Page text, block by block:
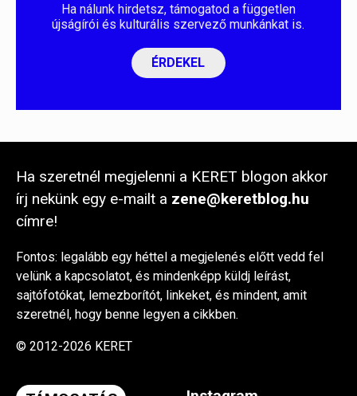
Ha nálunk hirdetsz, támogatod a független
újságírói és kulturális szervező munkánkat is.
ÉRDEKEL
Ha szeretnél megjelenni a KERET blogon akkor
írj nekünk egy e-mailt a zene@keretblog.hu
címre!
Fontos: legalább egy héttel a megjelenés előtt vedd fel
velünk a kapcsolatot, és mindenképp küldj leírást,
sajtófotókat, lemezborítót, linkeket, és mindent, amit
szeretnél, hogy benne legyen a cikkben.
© 2012-2026 KERET